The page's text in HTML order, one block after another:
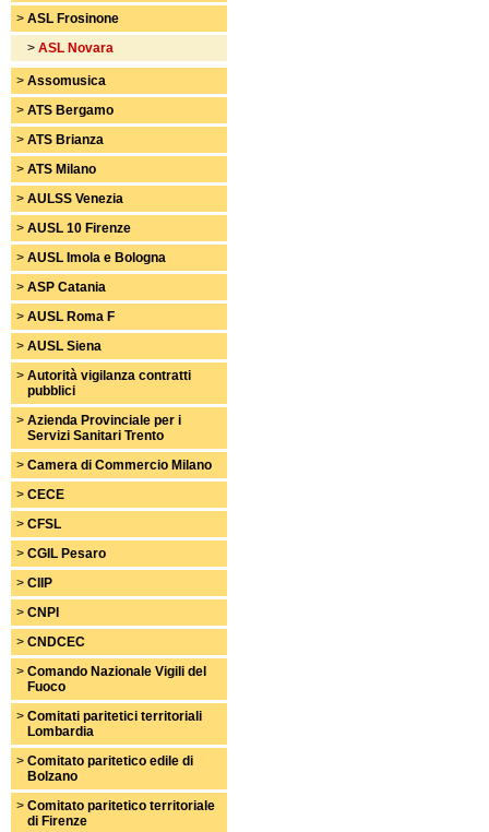
> ASL Frosinone
> ASL Novara
> Assomusica
> ATS Bergamo
> ATS Brianza
> ATS Milano
> AULSS Venezia
> AUSL 10 Firenze
> AUSL Imola e Bologna
> ASP Catania
> AUSL Roma F
> AUSL Siena
> Autorità vigilanza contratti
pubblici
> Azienda Provinciale per i
Servizi Sanitari Trento
> Camera di Commercio Milano
> CECE
> CFSL
> CGIL Pesaro
> CIIP
> CNPI
> CNDCEC
> Comando Nazionale Vigili del
Fuoco
> Comitati paritetici territoriali
Lombardia
> Comitato paritetico edile di
Bolzano
> Comitato paritetico territoriale
di Firenze